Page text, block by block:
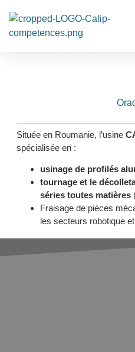
Située en Roumanie, l’usine
spécialisée en :
usinage de profilés
tournage et le
séries toutes matières
Fraisage de pièces
les secteurs robotique